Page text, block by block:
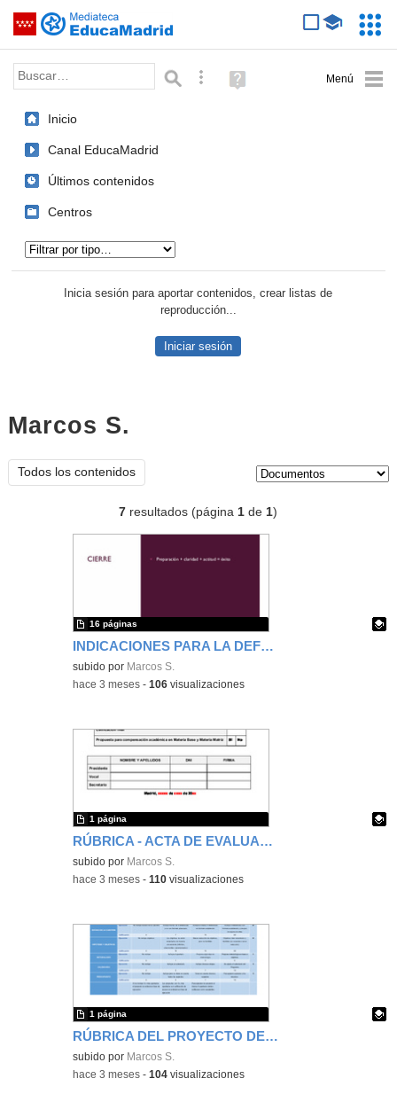
Saltar navegación
Palabra o frase: Búsqueda avanzada
Ayuda
(en
Inicio
Canal EducaMadrid
Últimos contenidos
Centros
Inicia sesión para aportar contenidos, crear listas de
reproducción...
Iniciar sesión
Marcos S.
Todos los contenidos
7 resultados (página1 de1)
INDICACIONES PARA LA DEFENSA DE LOS PROYECTOS DE INVESTIGACIÓN
Contenido educativo.
subido por Marcos S.
16 páginas
-hace 3 meses -106 visualizaciones
RÚBRICA - ACTA DE EVALUACIÓN DE LA DEFENSA (TRIBUNAL)
Contenido educativo.
subido por Marcos S.
1 página
-hace 3 meses -110 visualizaciones
RÚBRICA DEL PROYECTO DE INVESTIGACIÓN ESCRITO
Contenido educativo.
subido por Marcos S.
1 página
-hace 3 meses -104 visualizaciones